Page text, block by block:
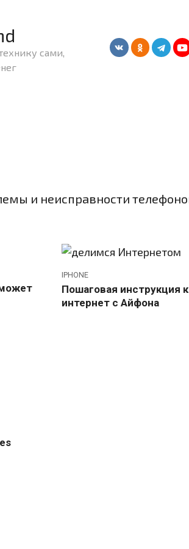
сами,
и неисправности
IPHONE
Пошаговая инструкция
интернет с Айфона